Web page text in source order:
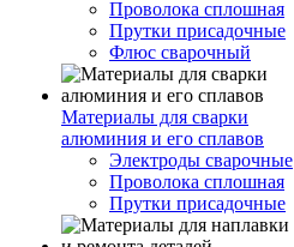
Проволока сплошная
Прутки присадочные
Флюс сварочный
Материалы для сварки
алюминия и его сплавов
Электроды сварочные
Проволока сплошная
Прутки присадочные